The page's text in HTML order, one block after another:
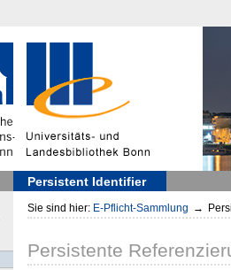
Persistent Identifier
Sie sind hier: E-Pflicht-Sammlung →
Persistente